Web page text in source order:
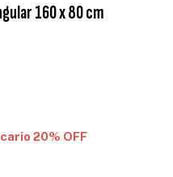
160 x 80 cm